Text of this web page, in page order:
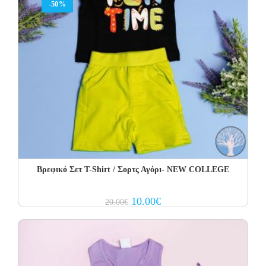
-50%
Βρεφικό Σετ Τ-Shirt / Σορτς Αγόρι- NEW COLLEGE
20.00€ Original
price
10.00€Current
price